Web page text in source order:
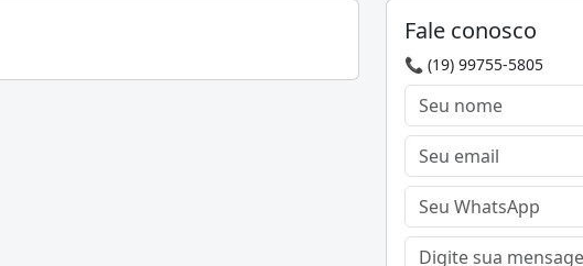
Fale conosco
📞 (19) 99755-5805